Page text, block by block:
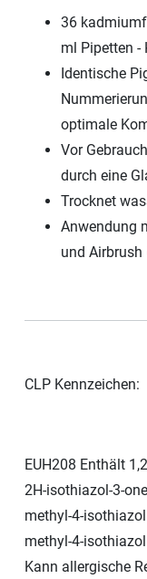
36
ml Pipetten
Identische
optimale
Vor
durch eine
Trocknet
Anwendung
und
CLP Kennzeichen:
EUH208 Enthält
2H-isothiazol-3-
methyl-4-
methyl-4-
Kann allergische